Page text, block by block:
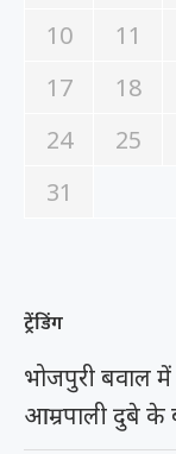
10
11
17
18
24
25
31
ट्रेंडिंग
भोजपुरी बवाल
आम्रपाली दुबे के